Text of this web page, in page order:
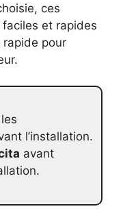
ces
et rapides
pour
l’installation.
avant